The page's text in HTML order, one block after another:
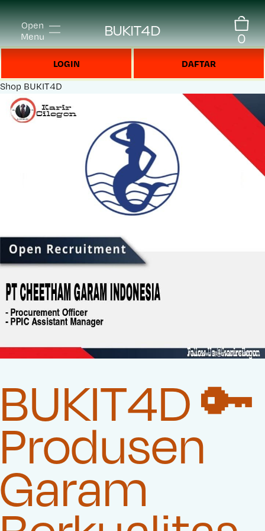
Open
Menu
BUKIT4D 0
LOGIN DAFTAR
Shop BUKIT4D
BUKIT4D 🔑
Produsen
Garam